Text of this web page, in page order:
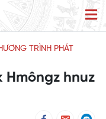
TRÌNH PHÁT
Hmôngz hnuz